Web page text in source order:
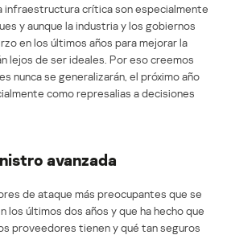
infraestructura crítica son especialmente
y aunque la industria y los gobiernos
en los últimos años para mejorar la
lejos de ser ideales. Por eso creemos
nunca se generalizarán, el próximo año
como represalias a decisiones
avanzada
de ataque más preocupantes que se
los últimos dos años y que ha hecho que
proveedores tienen y qué tan seguros